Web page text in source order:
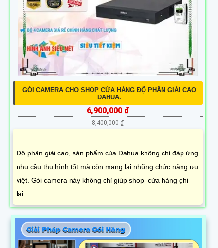
GÓI CAMERA CHO SHOP CỬA HÀNG ĐỘ PHÂN GIẢI CAO
DAHUA.
6,900,000 ₫
8,400,000 ₫
Độ phân giải cao, sản phẩm của Dahua không chỉ đáp ứng
nhu cầu thu hình tốt mà còn mang lại những chức năng ưu
việt. Gói camera này không chỉ giúp shop, cửa hàng ghi
lại...